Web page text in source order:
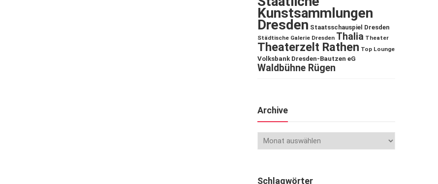
Kunstsammlungen
Dresden Staatsschauspiel Dresden
Städtische Galerie Dresden Thalia Theater
Theaterzelt Rathen Top Lounge
Volksbank Dresden-Bautzen eG
Waldbühne Rügen
Archive
Schlagwörter